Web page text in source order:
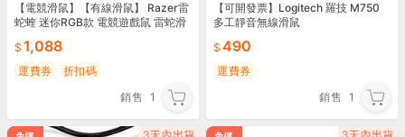
【電競滑鼠】【有線滑鼠】 Razer雷
蛇蝰 迷你RGB款 電競遊戲鼠 雷蛇滑
戲鼠 雷蛇電競鼠 電競玩家專用 🖱️
1,088
運費券
折扣碼
銷售 1
【可開發票】Logitech 羅技 M750
多工靜音無線滑鼠
490
運費券
銷售 1